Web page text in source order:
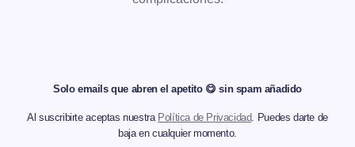
Solo emails que abren el apetito 😋 sin spam añadido
Al suscribirte aceptas nuestra Política de Privacidad. Puedes darte de
baja en cualquier momento.